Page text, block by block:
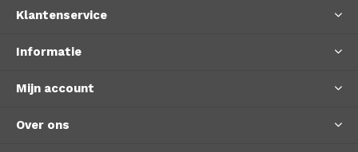
Klantenservice
Informatie
Mijn account
Over ons